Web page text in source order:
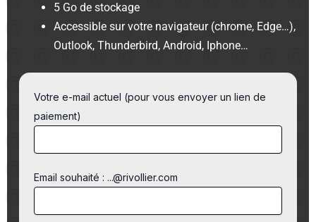
5 Go de stockage
Accessible sur votre navigateur (chrome, Edge…),
Outlook, Thunderbird, Android, Iphone…
Votre e-mail actuel (pour vous envoyer un lien de
paiement)
Email souhaité : ...@rivollier.com